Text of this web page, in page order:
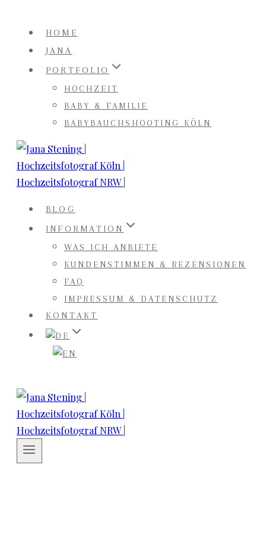
Inhalt
springen
HOME
JANA
PORTFOLIO
HOCHZEIT
BABY & FAMILIE
BABYBAUCHSHOOTING KÖLN
BLOG
INFORMATION
WAS ICH ANBIETE
KUNDENSTIMMEN & REZENSIONEN
FAQ
IMPRESSUM & DATENSCHUTZ
KONTAKT